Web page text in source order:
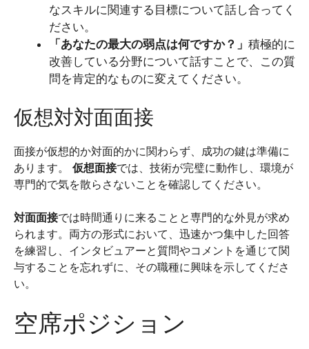
なスキルに関連する目標について話し合ってく
ださい。
「あなたの最大の弱点は何ですか？」 積極的に
改善している分野について話すことで、この質
問を肯定的なものに変えてください。
仮想対対面面接
面接が仮想的か対面的かに関わらず、成功の鍵は準備に
あります。 仮想面接では、技術が完璧に動作し、環境が
専門的で気を散らさないことを確認してください。
対面面接では時間通りに来ることと専門的な外見が求め
られます。両方の形式において、迅速かつ集中した回答
を練習し、インタビュアーと質問やコメントを通じて関
与することを忘れずに、その職種に興味を示してくださ
い。
空席ポジション